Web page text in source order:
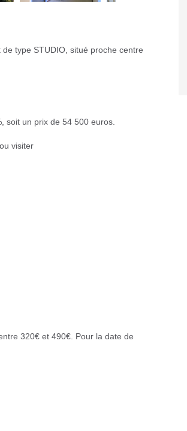
type STUDIO, situé proche centre
soit un prix de 54 500 euros.
visiter
320€ et 490€. Pour la date de